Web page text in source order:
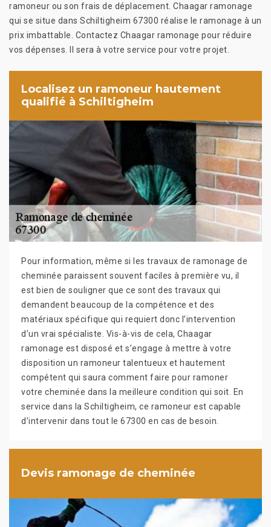
ramoneur ou son frais de déplacement. Chaagar ramonage
qui se situe dans Schiltigheim 67300 réalise le ramonage à un
prix imbattable. Contactez Chaagar ramonage pour réduire
vos dépenses. Il sera à votre service pour votre projet.
Localisez un ramoneur hautement
qualifié à Schiltigheim
Pour information, même si les travaux de ramonage de
cheminée paraissent souvent faciles à première vu, il
est bien de souligner que ce sont des travaux qui
demandent beaucoup de la compétence et des
matériaux spécifique qui requiert donc l’intervention
d’un vrai spécialiste. Vis-à-vis de cela, Chaagar
ramonage est disposé et s’engage à mettre à votre
disposition un ramoneur talentueux et hautement
compétent qui saura comment faire pour ramoner
votre cheminée dans la meilleure condition qui soit. En
service dans la Schiltigheim, ce ramoneur est capable
d’intervenir dans tout le 67300 en cas de besoin.
Devis ramonage de cheminée